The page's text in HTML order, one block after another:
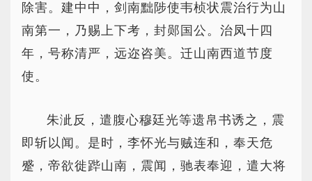
除害。建中中，剑南黜陟使韦桢状震治行为山
南第一，乃赐上下考，封郧国公。治凤十四
年，号称清严，远迩咨美。迁山南西道节度
使。
朱泚反，遣腹心穆廷光等遗帛书诱之，震
即斩以闻。是时，李怀光与贼连和，奉天危
蹙，帝欲徙跸山南，震闻，驰表奉迎，遣大将